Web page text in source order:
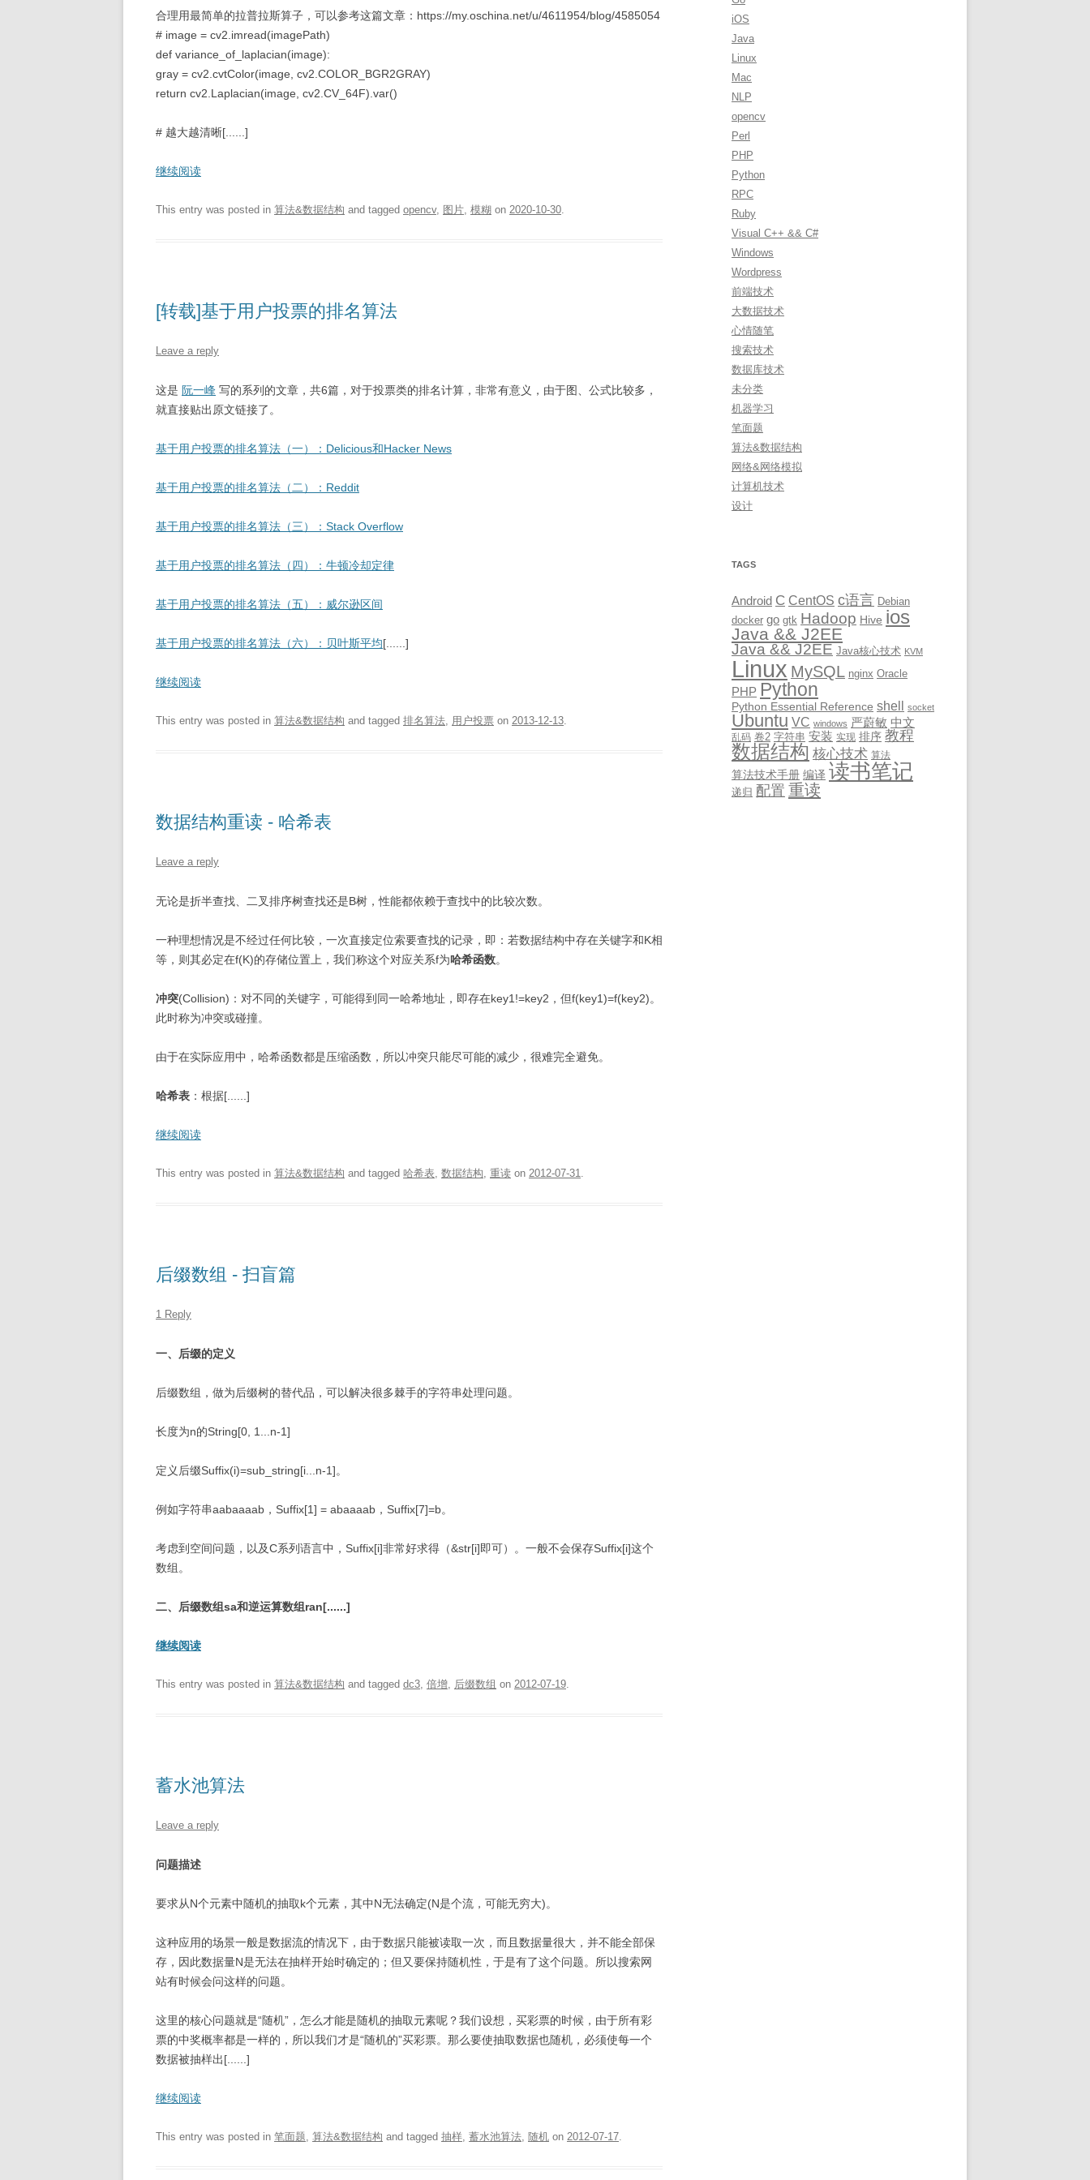
合理用最简单的拉普拉斯算子，可以参考这篇文章：https://my.oschina.net/u/4611954/blog/4585054
# image = cv2.imread(imagePath)
def variance_of_laplacian(image):
gray = cv2.cvtColor(image, cv2.COLOR_BGR2GRAY)
return cv2.Laplacian(image, cv2.CV_64F).var()
# 越大越清晰[......]
继续阅读
This entry was posted in 算法&数据结构 and tagged opencv, 图片, 模糊 on 2020-10-30.
[转载]基于用户投票的排名算法
Leave a reply
这是 阮一峰 写的系列的文章，共6篇，对于投票类的排名计算，非常有意义，由于图、公式比较多，
就直接贴出原文链接了。
基于用户投票的排名算法（一）：Delicious和Hacker News
基于用户投票的排名算法（二）：Reddit
基于用户投票的排名算法（三）：Stack Overflow
基于用户投票的排名算法（四）：牛顿冷却定律
基于用户投票的排名算法（五）：威尔逊区间
基于用户投票的排名算法（六）：贝叶斯平均[......]
继续阅读
This entry was posted in 算法&数据结构 and tagged 排名算法, 用户投票 on 2013-12-13.
数据结构重读 - 哈希表
Leave a reply
无论是折半查找、二叉排序树查找还是B树，性能都依赖于查找中的比较次数。
一种理想情况是不经过任何比较，一次直接定位索要查找的记录，即：若数据结构中存在关键字和K相
等，则其必定在f(K)的存储位置上，我们称这个对应关系f为哈希函数。
冲突(Collision)：对不同的关键字，可能得到同一哈希地址，即存在key1!=key2，但f(key1)=f(key2)。
此时称为冲突或碰撞。
由于在实际应用中，哈希函数都是压缩函数，所以冲突只能尽可能的减少，很难完全避免。
哈希表 ：根据[......]
继续阅读
This entry was posted in 算法&数据结构 and tagged 哈希表, 数据结构, 重读 on 2012-07-31.
后缀数组 - 扫盲篇
1 Reply
一、后缀的定义
后缀数组，做为后缀树的替代品，可以解决很多棘手的字符串处理问题。
长度为n的String[0, 1...n-1]
定义后缀Suffix(i)=sub_string[i...n-1]。
例如字符串aabaaaab，Suffix[1] = abaaaab，Suffix[7]=b。
考虑到空间问题，以及C系列语言中，Suffix[i]非常好求得（&str[i]即可）。一般不会保存Suffix[i]这个
数组。
二、后缀数组sa和逆运算数组ran[......]
继续阅读
This entry was posted in 算法&数据结构 and tagged dc3, 倍增, 后缀数组 on 2012-07-19.
蓄水池算法
Leave a reply
问题描述
要求从N个元素中随机的抽取k个元素，其中N无法确定(N是个流，可能无穷大)。
这种应用的场景一般是数据流的情况下，由于数据只能被读取一次，而且数据量很大，并不能全部保
存，因此数据量N是无法在抽样开始时确定的；但又要保持随机性，于是有了这个问题。所以搜索网
站有时候会问这样的问题。
这里的核心问题就是“随机”，怎么才能是随机的抽取元素呢？我们设想，买彩票的时候，由于所有彩
票的中奖概率都是一样的，所以我们才是“随机的”买彩票。那么要使抽取数据也随机，必须使每一个
数据被抽样出[......]
继续阅读
This entry was posted in 笔面题, 算法&数据结构 and tagged 抽样, 蓄水池算法, 随机 on 2012-07-17.
r
:
iOS
Java
Linux
Mac
NLP
opencv
Perl
PHP
Python
RPC
Ruby
Visual C++ && C#
Windows
Wordpress
前端技术
大数据技术
心情随笔
搜索技术
数据库技术
未分类
机器学习
笔面题
算法&数据结构
网络&网络模拟
计算机技术
设计
TAGS
Android C CentOS c语言 Debian
docker go gtk Hadoop Hive ios
Java && J2EE
Java && J2EE Java核心技术 KVM
Linux MySQL nginx Oracle
PHP Python
Python Essential Reference shell socket
Ubuntu VC windows 严蔚敏 中文
乱码 卷2 字符串 安装 实现 排序 教程
数据结构 核心技术 算法
算法技术手册 编译 读书笔记
递归 配置 重读